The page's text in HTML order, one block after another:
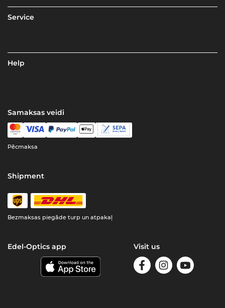
Service
Help
Samaksas veidi
Pēcmaksa
Shipment
Bezmaksas piegāde turp un atpakaļ
Edel-Optics app Visit us